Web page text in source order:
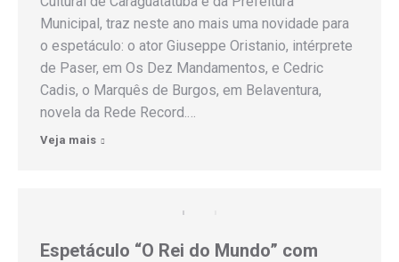
Municipal, traz neste ano mais uma novidade para
o espetáculo: o ator Giuseppe Oristanio, intérprete
de Paser, em Os Dez Mandamentos, e Cedric
Cadis, o Marquês de Burgos, em Belaventura,
novela da Rede Record.…
Veja mais
Espetáculo “O Rei do Mundo” com